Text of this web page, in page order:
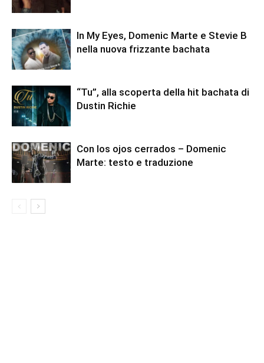
In My Eyes, Domenic Marte e Stevie B
nella nuova frizzante bachata
“Tu”, alla scoperta della hit bachata di
Dustin Richie
Con los ojos cerrados – Domenic
Marte: testo e traduzione